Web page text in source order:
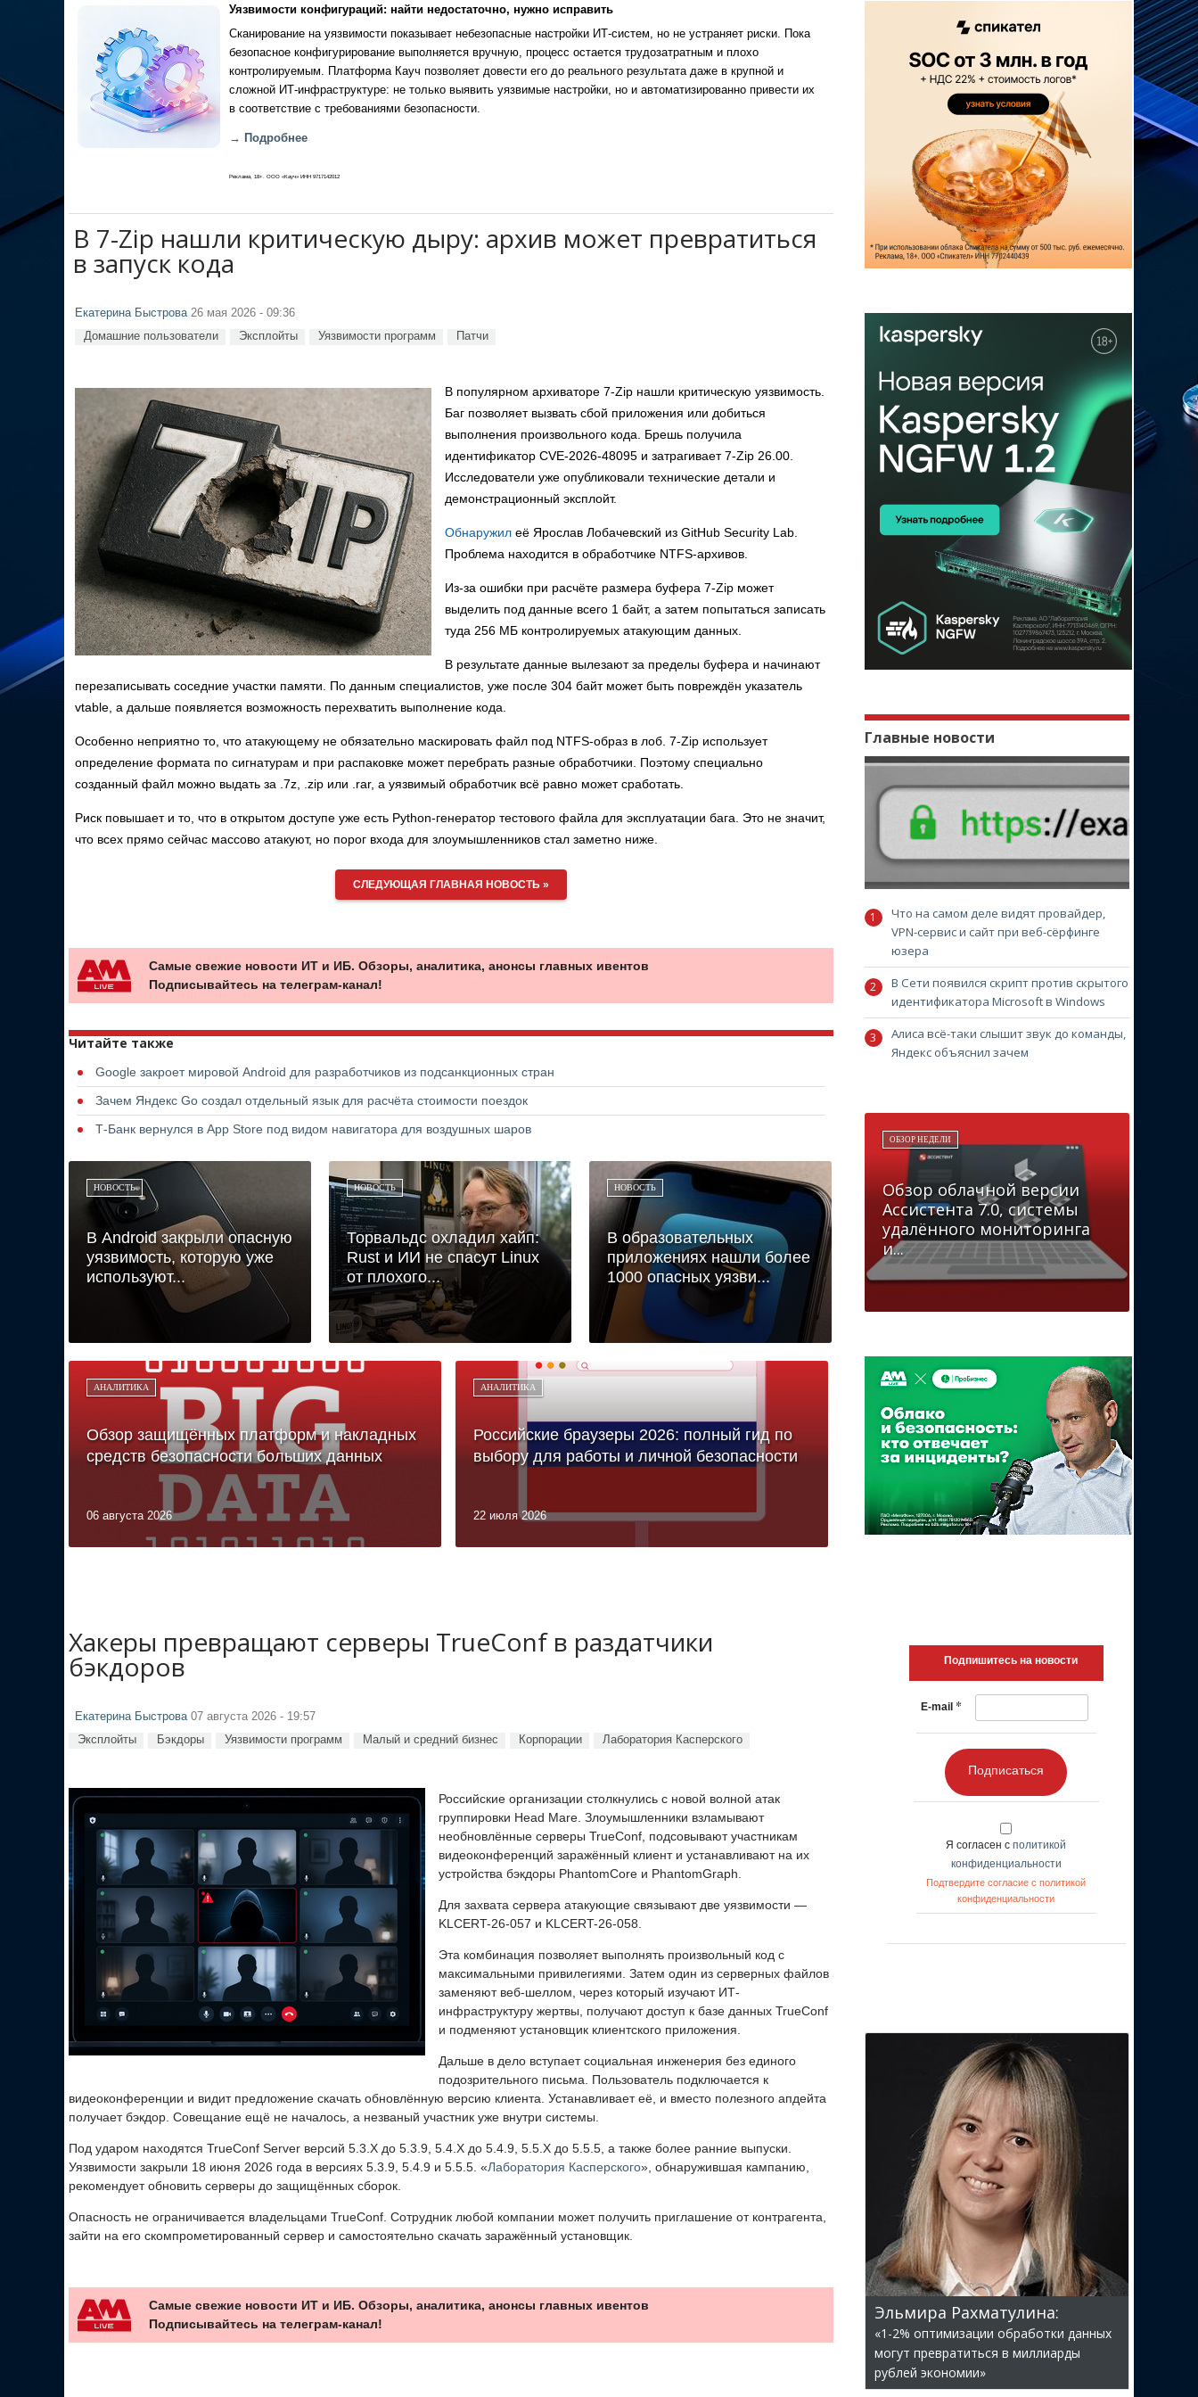
Уязвимости конфигураций: найти недостаточно, нужно исправить
Сканирование на уязвимости показывает небезопасные настройки ИТ-систем, но не устраняет риски. Пока
безопасное конфигурирование выполняется вручную, процесс остается трудозатратным и плохо
контролируемым. Платформа Кауч позволяет довести его до реального результата даже в крупной и
сложной ИТ-инфраструктуре: не только выявить уязвимые настройки, но и автоматизированно привести их
в соответствие с требованиями безопасности.
→ Подробнее
Реклама, 18+. ООО «Кауч» ИНН 9717142012
В 7-Zip нашли критическую дыру: архив может превратиться
в запуск кода
Екатерина Быстрова26 мая 2026 - 09:36
Домашние пользователи Эксплойты Уязвимости программ Патчи
В популярном архиваторе 7-Zip нашли критическую уязвимость.
Баг позволяет вызвать сбой приложения или добиться
выполнения произвольного кода. Брешь получила
идентификатор CVE-2026-48095 и затрагивает 7-Zip 26.00.
Исследователи уже опубликовали технические детали и
демонстрационный эксплойт.
Обнаружил её Ярослав Лобачевский из GitHub Security Lab.
Проблема находится в обработчике NTFS-архивов.
Из-за ошибки при расчёте размера буфера 7-Zip может
выделить под данные всего 1 байт, а затем попытаться записать
туда 256 МБ контролируемых атакующим данных.
В результате данные вылезают за пределы буфера и начинают
перезаписывать соседние участки памяти. По данным специалистов, уже после 304 байт может быть повреждён указатель
vtable, а дальше появляется возможность перехватить выполнение кода.
Особенно неприятно то, что атакующему не обязательно маскировать файл под NTFS-образ в лоб. 7-Zip использует
определение формата по сигнатурам и при распаковке может перебрать разные обработчики. Поэтому специально
созданный файл можно выдать за .7z, .zip или .rar, а уязвимый обработчик всё равно может сработать.
Риск повышает и то, что в открытом доступе уже есть Python-генератор тестового файла для эксплуатации бага. Это не значит,
что всех прямо сейчас массово атакуют, но порог входа для злоумышленников стал заметно ниже.
СЛЕДУЮЩАЯ ГЛАВНАЯ НОВОСТЬ »
Самые свежие новости ИТ и ИБ. Обзоры, аналитика, анонсы главных ивентов
Подписывайтесь на телеграм-канал!
Читайте также
Google закроет мировой Android для разработчиков из подсанкционных стран
Зачем Яндекс Go создал отдельный язык для расчёта стоимости поездок
Т-Банк вернулся в App Store под видом навигатора для воздушных шаров
НОВОСТЬ
В Android закрыли опасную
уязвимость, которую уже
используют...
НОВОСТЬ
Торвальдс охладил хайп:
Rust и ИИ не спасут Linux
от плохого...
НОВОСТЬ
В образовательных
приложениях нашли более
1000 опасных уязви...
АНАЛИТИКА
Обзор защищённых платформ и накладных
средств безопасности больших данных
06 августа 2026
АНАЛИТИКА
Российские браузеры 2026: полный гид по
выбору для работы и личной безопасности
22 июля 2026
Хакеры превращают серверы TrueConf в раздатчики
бэкдоров
Екатерина Быстрова 07 августа 2026 - 19:57
Эксплойты Бэкдоры Уязвимости программ Малый и средний бизнес Корпорации Лаборатория Касперского
Российские организации столкнулись с новой волной атак
группировки Head Mare. Злоумышленники взламывают
необновлённые серверы TrueConf, подсовывают участникам
видеоконференций заражённый клиент и устанавливают на их
устройства бэкдоры PhantomCore и PhantomGraph.
Для захвата сервера атакующие связывают две уязвимости —
KLCERT-26-057 и KLCERT-26-058.
Эта комбинация позволяет выполнять произвольный код с
максимальными привилегиями. Затем один из серверных файлов
заменяют веб-шеллом, через который изучают ИТ-
инфраструктуру жертвы, получают доступ к базе данных TrueConf
и подменяют установщик клиентского приложения.
Дальше в дело вступает социальная инженерия без единого
подозрительного письма. Пользователь подключается к
видеоконференции и видит предложение скачать обновлённую версию клиента. Устанавливает её, и вместо полезного апдейта
получает бэкдор. Совещание ещё не началось, а незваный участник уже внутри системы.
Под ударом находятся TrueConf Server версий 5.3.X до 5.3.9, 5.4.X до 5.4.9, 5.5.X до 5.5.5, а также более ранние выпуски.
Уязвимости закрыли 18 июня 2026 года в версиях 5.3.9, 5.4.9 и 5.5.5. «Лаборатория Касперского», обнаружившая кампанию,
рекомендует обновить серверы до защищённых сборок.
Опасность не ограничивается владельцами TrueConf. Сотрудник любой компании может получить приглашение от контрагента,
зайти на его скомпрометированный сервер и самостоятельно скачать заражённый установщик.
Самые свежие новости ИТ и ИБ. Обзоры, аналитика, анонсы главных ивентов
Подписывайтесь на телеграм-канал!
Главные новости
Что на самом деле видят провайдер,
VPN-сервис и сайт при веб-сёрфинге
юзера
В Сети появился скрипт против скрытого
идентификатора Microsoft в Windows
Алиса всё-таки слышит звук до команды,
Яндекс объяснил зачем
ОБЗОР НЕДЕЛИ
Обзор облачной версии
Ассистента 7.0, системы
удалённого мониторинга
и...
Подпишитесь на новости
E-mail *
Подписаться
Я согласен с политикой
конфиденциальности
Подтвердите согласие с политикой
конфиденциальности
Эльмира Рахматулина:
«1-2% оптимизации обработки данных
могут превратиться в миллиарды
рублей экономии»